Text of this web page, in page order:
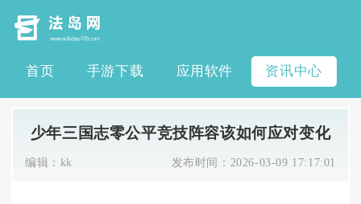
首页 手游下载 应用软件 资讯中心
少年三国志零公平竞技阵容该如何应对变化
编辑： kk 发布时间： 2026-03-09 17:17:01